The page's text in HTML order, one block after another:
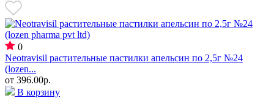
0
Neotravisil растительные пастилки апельсин по 2,5г №24
(lozen...
от 396.00р.
В корзину